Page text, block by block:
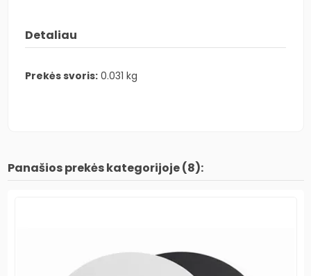
Detaliau
Prekės svoris: 0.031 kg
Panašios prekės kategorijoje (8):